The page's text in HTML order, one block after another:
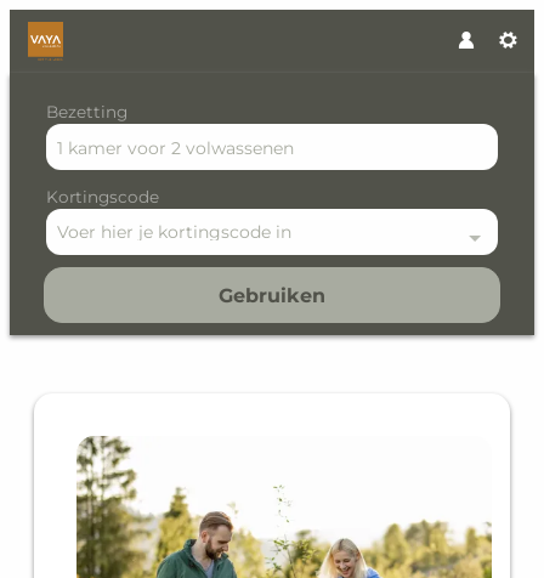
Bezetting
1 kamer voor 2 volwassenen
Kortingscode
Voer hier je kortingscode in
Gebruiken
Offer details of VAYA Hotel